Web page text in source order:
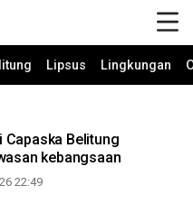
Lipsus Lingkungan
Capaska Belitung
kebangsaan
22:49